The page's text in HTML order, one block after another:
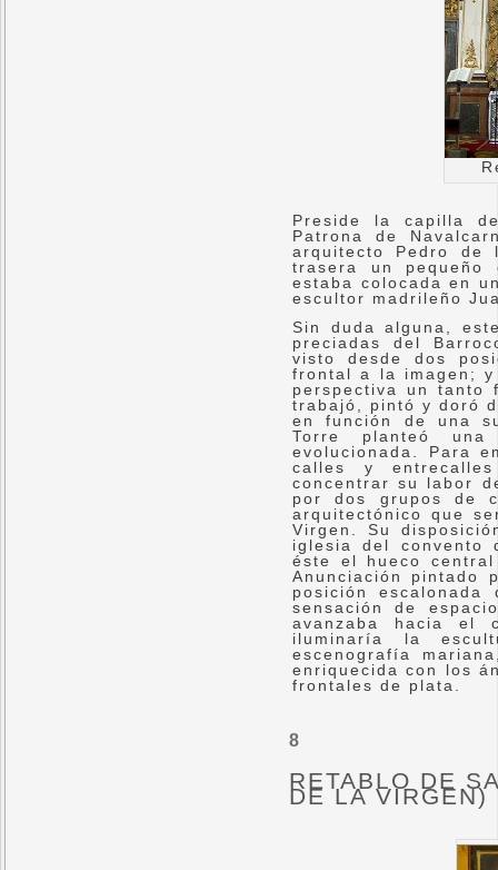
Preside la capilla
Patrona de
arquitecto Pedro
trasera un pequeño
estaba colocada en
escultor madrileño
Sin duda alguna,
preciadas del
visto desde dos
frontal a la imagen;
perspectiva un tanto
trabajó, pintó y doró
en función de una
Torre planteó una
evolucionada. Para
calles y
concentrar su labor
por dos grupos de
arquitectónico que
Virgen. Su
iglesia del convento
éste el hueco
Anunciación pintado
posición
sensación de
avanzaba hacia el
iluminaría la
escenografía
enriquecida con los
frontales de plata.
8
RETABLO DE
DE LA VIRGEN)